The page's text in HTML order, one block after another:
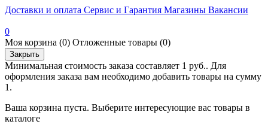
Доставки и оплата Сервис и Гарантия Магазины Вакансии
0
Моя корзина (0) Отложенные товары (0)
Закрыть
Минимальная стоимость заказа составляет 1 руб.. Для
оформления заказа вам необходимо добавить товары на сумму
1.
Ваша корзина пуста. Выберите интересующие вас товары в
каталоге